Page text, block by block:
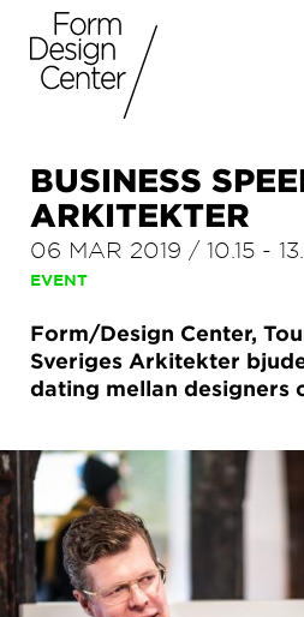
BUSINESS
ARKITEKTER
06 MAR 2019 / 10.15 -
EVENT
Form/Design Center,
Sveriges Arkitekter
dating mellan designers